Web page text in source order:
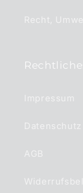
Recht,
Impressum
Datenschutz
AGB